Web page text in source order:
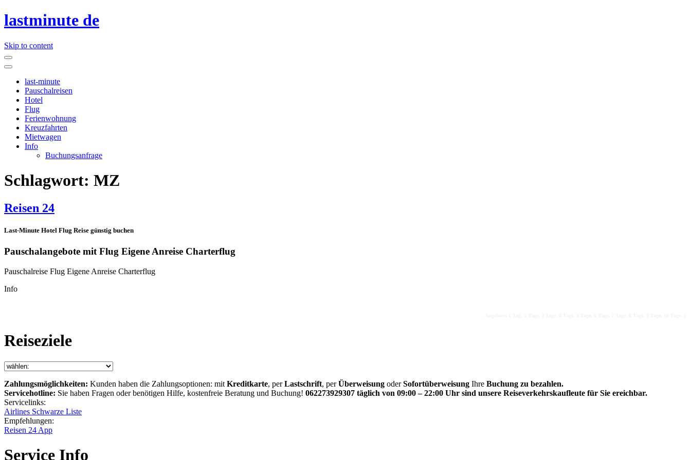
lastminute de
Skip to content
last-minute
Pauschalreisen
Hotel
Flug
Ferienwohnung
Kreuzfahrten
Mietwagen
Info
Buchungsanfrage
Schlagwort: MZ
Reisen 24
Last-Minute Hotel Flug Reise günstig buchen
Pauschalangebote mit Flug Eigene Anreise Charterflug
Pauschalreise Flug Eigene Anreise Charterflug
Info
Reiseziele
Zahlungsmöglichkeiten: Kunden haben die Zahlungsoptionen: mit Kreditkarte, perLastschrift, perÜberweisung oderSofortüberweisung Ihre Buchung zu bezahlen.
Servicehotline: Sie haben Fragen oder benötigen Hilfe, kostenfreie Beratung und Buchung! 062273929307 täglich von 09:00 – 22:00 Uhr sind unsere Reiseverkehrskaufleute für Sie ereichbar.
Servicelinks:
Airlines Schwarze Liste
Empfehlungen:
Reisen 24 App
Service Info